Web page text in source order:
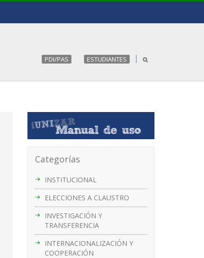
PDI/PAS ESTUDIANTES
Categorías
INSTITUCIONAL
ELECCIONES A CLAUSTRO
INVESTIGACIÓN Y
TRANSFERENCIA
INTERNACIONALIZACIÓN Y
COOPERACIÓN